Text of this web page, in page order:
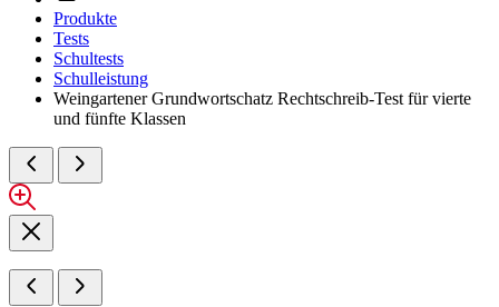
Produkte
Tests
Schultests
Schulleistung
Weingartener Grundwortschatz Rechtschreib-Test für vierte
und fünfte Klassen